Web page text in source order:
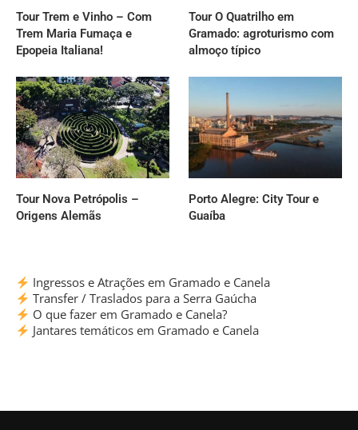
Tour Trem e Vinho – Com
Trem Maria Fumaça e
Epopeia Italiana!
Tour O Quatrilho em
Gramado: agroturismo com
almoço típico
Tour Nova Petrópolis –
Origens Alemãs
Porto Alegre: City Tour e
Guaíba
Ingressos e Atrações em Gramado e Canela
Transfer / Traslados para a Serra Gaúcha
O que fazer em Gramado e Canela?
Jantares temáticos em Gramado e Canela